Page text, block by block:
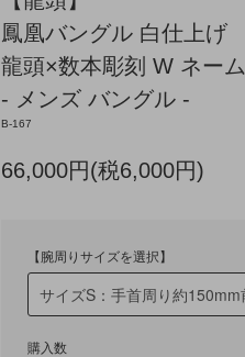
鳳凰バングル 白仕上げ
龍頭×数本彫刻 W ネーム
- メンズ バングル -
B-167
66,000円(税6,000円)
【腕周りサイズを選択】
購入数